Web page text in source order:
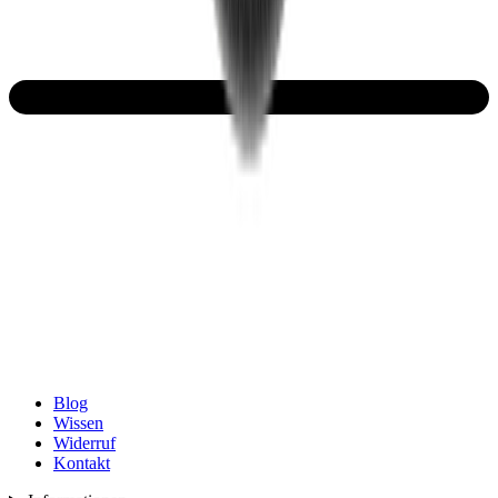
Blog
Wissen
Widerruf
Kontakt